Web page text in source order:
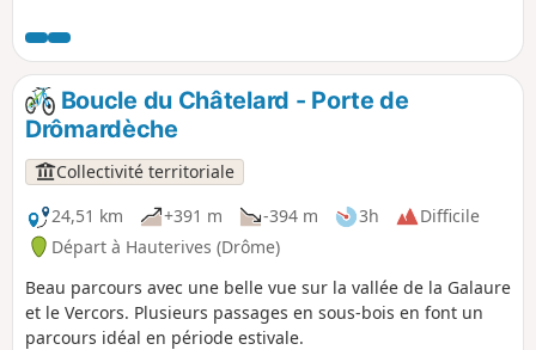
Boucle du Châtelard - Porte de
Drômardèche
Collectivité territoriale
24,51 km
+391 m -394 m 3h
Difficile
Départ à Hauterives (Drôme)
Beau parcours avec une belle vue sur la vallée de la Galaure
et le Vercors. Plusieurs passages en sous-bois en font un
parcours idéal en période estivale.